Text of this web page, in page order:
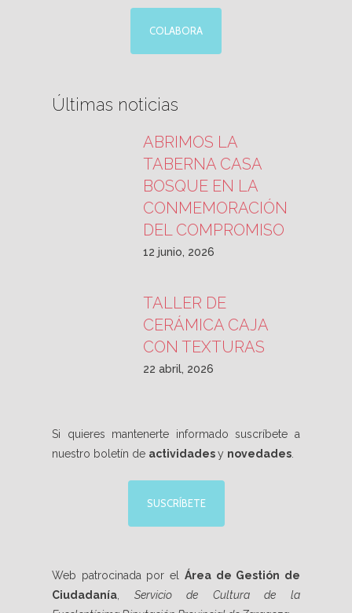
COLABORA
Últimas noticias
ABRIMOS LA
TABERNA CASA
BOSQUE EN LA
CONMEMORACIÓN
DEL COMPROMISO
12 junio, 2026
TALLER DE
CERÁMICA CAJA
CON TEXTURAS
22 abril, 2026
Si quieres mantenerte informado suscríbete a
nuestro boletín de actividadesy novedades
SUSCRÍBETE
Web patrocinada por el Área de Gestión de
Ciudadanía
Servicio de Cultura de la